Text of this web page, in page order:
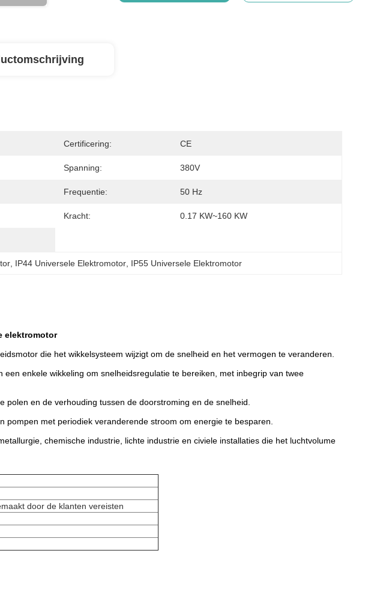
Certificering: CE
Spanning: 380V
Frequentie: 50 Hz
Kracht: 0.17 KW~160 KW
IP44 Universele Elektromotor IP55 Universele Elektromotor
elektromotor
die het wikkelsysteem wijzigt om de snelheid en het vermogen te veranderen.
enkele wikkeling om snelheidsregulatie te bereiken, met inbegrip van twee
en de verhouding tussen de doorstroming en de snelheid.
met periodiek veranderende stroom om energie te besparen.
chemische industrie, lichte industrie en civiele installaties die het luchtvolume
door de klanten vereisten